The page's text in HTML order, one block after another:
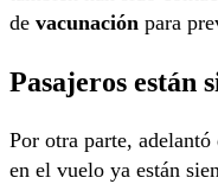
de vacunación para
Pasajeros están
Por otra parte, adelantó
en el vuelo ya están